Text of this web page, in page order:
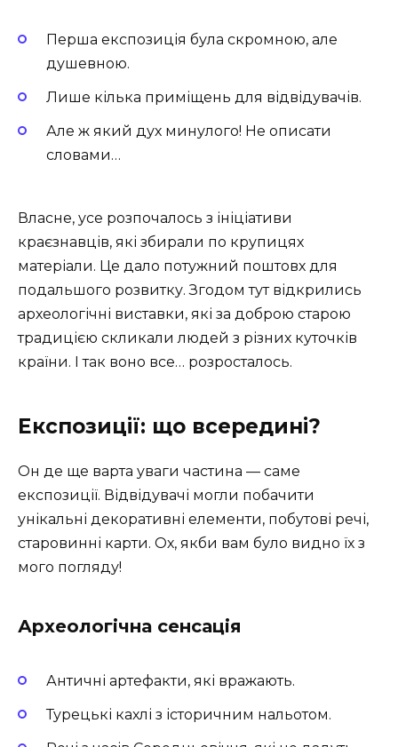
Перша експозиція була скромною, але
душевною.
Лише кілька приміщень для відвідувачів.
Але ж який дух минулого! Не описати
словами…
Власне, усе розпочалось з ініціативи
краєзнавців, які збирали по крупицях
матеріали. Це дало потужний поштовх для
подальшого розвитку. Згодом тут відкрились
археологічні виставки, які за доброю старою
традицією скликали людей з різних куточків
країни. І так воно все… розросталось.
Експозиції: що всередині?
Он де ще варта уваги частина — саме
експозиції. Відвідувачі могли побачити
унікальні декоративні елементи, побутові речі,
старовинні карти. Ох, якби вам було видно їх з
мого погляду!
Археологічна сенсація
Античні артефакти, які вражають.
Турецькі кахлі з історичним нальотом.